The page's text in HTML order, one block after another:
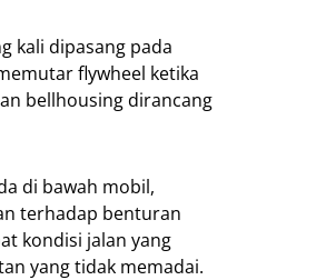
kali dipasang pada
flywheel ketika
bellhousing dirancang
di bawah mobil,
terhadap benturan
kondisi jalan yang
yang tidak memadai.